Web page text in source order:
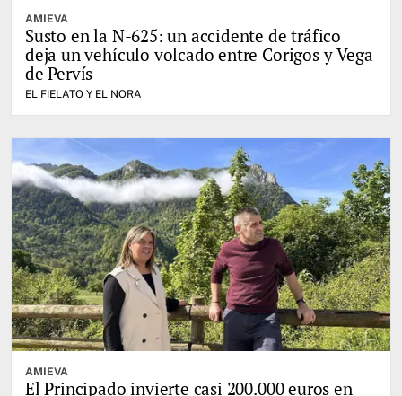
AMIEVA
Susto en la N-625: un accidente de tráfico
deja un vehículo volcado entre Corigos y Vega
de Pervís
EL FIELATO Y EL NORA
AMIEVA
El Principado invierte casi 200.000 euros en